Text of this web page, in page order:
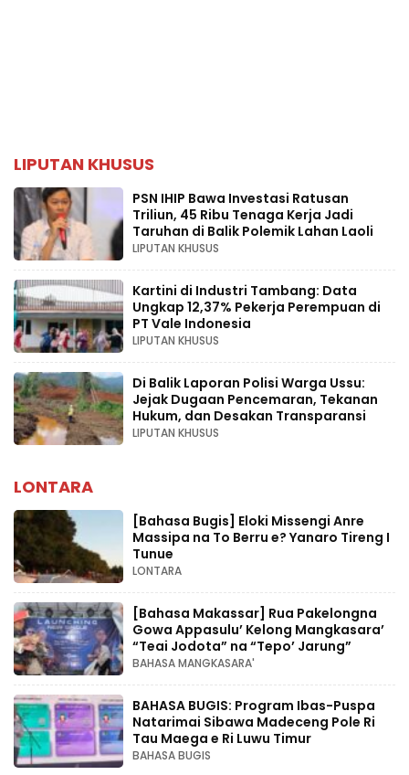
LIPUTAN KHUSUS
PSN IHIP Bawa Investasi Ratusan
Triliun, 45 Ribu Tenaga Kerja Jadi
Taruhan di Balik Polemik Lahan Laoli
LIPUTAN KHUSUS
Kartini di Industri Tambang: Data
Ungkap 12,37% Pekerja Perempuan di
PT Vale Indonesia
LIPUTAN KHUSUS
Di Balik Laporan Polisi Warga Ussu:
Jejak Dugaan Pencemaran, Tekanan
Hukum, dan Desakan Transparansi
LIPUTAN KHUSUS
LONTARA
[Bahasa Bugis] ‎Eloki Missengi Anre
Massipa na To Berru e? Yanaro Tireng I
Tunue
LONTARA
[Bahasa Makassar] Rua Pakelongna
Gowa Appasulu’ Kelong Mangkasara’
“Teai Jodota” na “Tepo’ Jarung”
BAHASA MANGKASARA'
BAHASA BUGIS: Program Ibas-Puspa
Natarimai Sibawa Madeceng Pole Ri
Tau Maega e Ri Luwu Timur
BAHASA BUGIS